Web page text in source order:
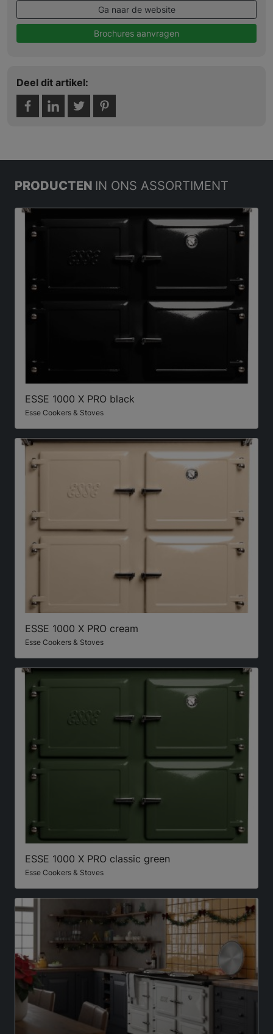
Ga naar de website
Brochures aanvragen
Deel dit artikel:
PRODUCTEN IN ONS ASSORTIMENT
ESSE 1000 X PRO black
Esse Cookers & Stoves
ESSE 1000 X PRO cream
Esse Cookers & Stoves
ESSE 1000 X PRO classic green
Esse Cookers & Stoves